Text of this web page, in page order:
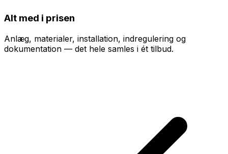
Alt med i prisen
Anlæg, materialer, installation, indregulering og
dokumentation — det hele samles i ét tilbud.